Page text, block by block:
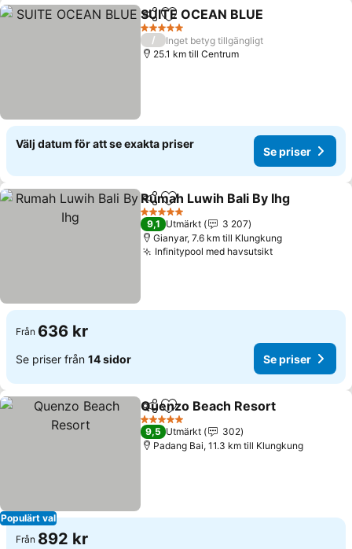
Dela Lägg till i Mina Favoriter
SUITE OCEAN BLUE
5 Stjärnor
/
Inget betyg tillgängligt
25.1 km till Centrum
Välj datum för att se exakta priser
Se priser
Dela Lägg till i Mina Favoriter
Rumah Luwih Bali By Ihg
5 Stjärnor
9,1 Utmärkt
3 207
Gianyar, 7.6 km till Klungkung
Infinitypool med havsutsiktSe priser
Från 636 kr
Se priser från 14 sidor Se priser
Populärt val
Dela Lägg till i Mina Favoriter
Quenzo Beach Resort
5 Stjärnor
9,5 Utmärkt
302
Padang Bai, 11.3 km till Klungkung
Från 892 kr